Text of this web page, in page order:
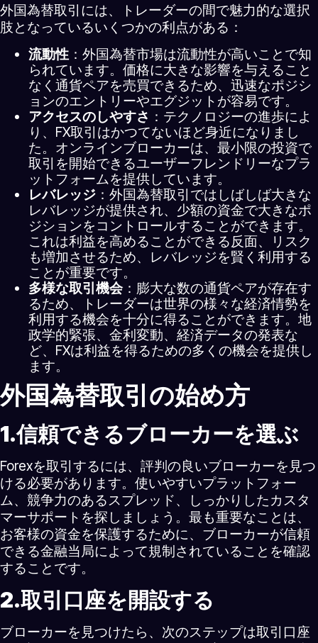
外国為替取引には、トレーダーの間で魅力的な選択
肢となっているいくつかの利点がある：
流動性 ：外国為替市場は流動性が高いことで知
られています。価格に大きな影響を与えること
なく通貨ペアを売買できるため、迅速なポジシ
ョンのエントリーやエグジットが容易です。
アクセスのしやすさ ：テクノロジーの進歩によ
り、FX取引はかつてないほど身近になりまし
た。オンラインブローカーは、最小限の投資で
取引を開始できるユーザーフレンドリーなプラ
ットフォームを提供しています。
レバレッジ ：外国為替取引ではしばしば大きな
レバレッジが提供され、少額の資金で大きなポ
ジションをコントロールすることができます。
これは利益を高めることができる反面、リスク
も増加させるため、レバレッジを賢く利用する
ことが重要です。
多様な取引機会：膨大な数の通貨ペアが存在す
るため、トレーダーは世界の様々な経済情勢を
利用する機会を十分に得ることができます。地
政学的緊張、金利変動、経済データの発表な
ど、FXは利益を得るための多くの機会を提供し
ます。
外国為替取引の始め方
1.信頼できるブローカーを選ぶ
Forexを取引するには、評判の良いブローカーを見つ
ける必要があります。使いやすいプラットフォー
ム、競争力のあるスプレッド、しっかりしたカスタ
マーサポートを探しましょう。最も重要なことは、
お客様の資金を保護するために、ブローカーが信頼
できる金融当局によって規制されていることを確認
することです。
2.取引口座を開設する
ブローカーを見つけたら、次のステップは取引口座